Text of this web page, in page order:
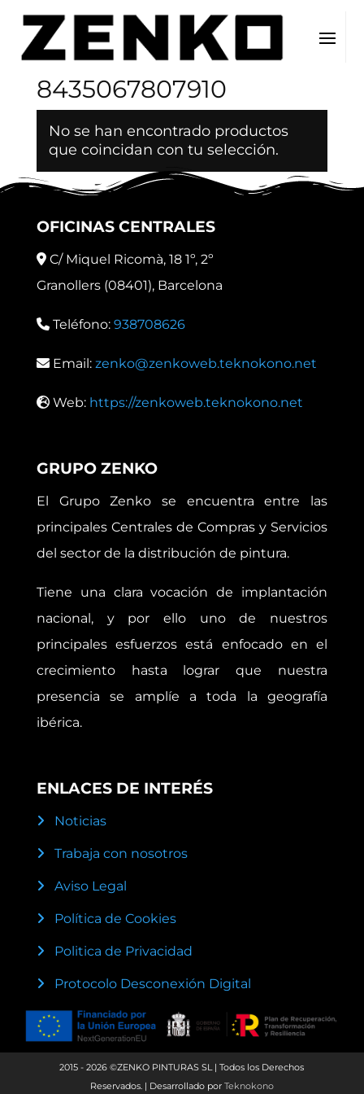
Inicio / EAN del producto / 8435067807910
8435067807910
No se han encontrado productos
que coincidan con tu selección.
OFICINAS CENTRALES
C/ Miquel Ricomà, 18 1º, 2º
Granollers (08401), Barcelona
Teléfono: 938708626
Email: zenko@zenkoweb.teknokono.net
Web: https://zenkoweb.teknokono.net
GRUPO ZENKO
El Grupo Zenko se encuentra entre las
principales Centrales de Compras y Servicios
del sector de la distribución de pintura.
Tiene una clara vocación de implantación
nacional, y por ello uno de nuestros
principales esfuerzos está enfocado en el
crecimiento hasta lograr que nuestra
presencia se amplíe a toda la geografía
ibérica.
ENLACES DE INTERÉS
Noticias
Trabaja con nosotros
Aviso Legal
Política de Cookies
Politica de Privacidad
Protocolo Desconexión Digital
2015 - 2026 ©ZENKO PINTURAS SL | Todos los Derechos
Reservados. | Desarrollado por Teknokono